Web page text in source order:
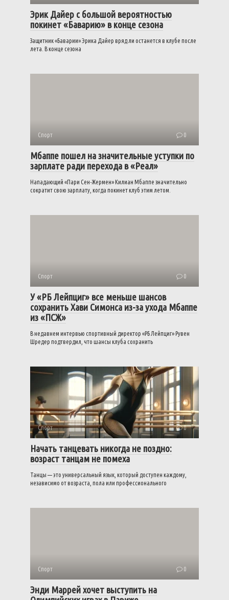
Эрик Дайер с большой вероятностью
покинет «Баварию» в конце сезона
Защитник «Баварии» Эрика Дайер вряд ли останется в клубе после
лета. В конце сезона
Спорт 0
Мбаппе пошел на значительные уступки по
зарплате ради перехода в «Реал»
Нападающий «Пари Сен-Жермен» Килиан Мбаппе значительно
сократит свою зарплату, когда покинет клуб этим летом.
Спорт 0
У «РБ Лейпциг» все меньше шансов
сохранить Хави Симонса из-за ухода Мбаппе
из «ПСЖ»
В недавнем интервью спортивный директор «РБ Лейпциг» Рувен
Шредер подтвердил, что шансы клуба сохранить
Спорт 0
Начать танцевать никогда не поздно:
возраст танцам не помеха
Танцы — это универсальный язык, который доступен каждому,
независимо от возраста, пола или профессионального
Спорт 0
Энди Маррей хочет выступить на